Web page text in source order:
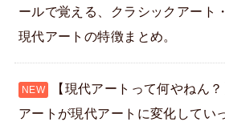
ールで覚える、クラシックアート
現代アートの特徴まとめ。
【現代アートって何やねん
アートが現代アートに変化してい